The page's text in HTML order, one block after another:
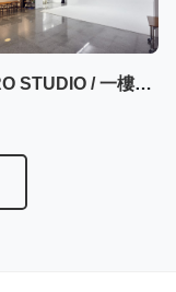
MACRO STUDIO / 一樓50坪大空間攝影棚